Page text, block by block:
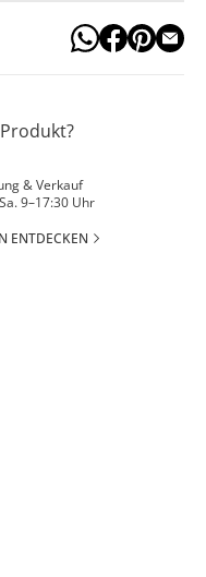
& Verkauf
9–17:30 Uhr
ENTDECKEN